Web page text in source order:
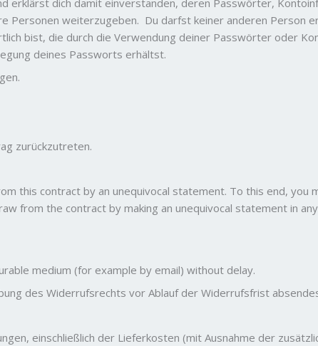
erklärst dich damit einverstanden, deren Passwörter,
Personen weiterzugeben. Du darfst keiner anderen Person
bist, die durch die Verwendung deiner Passwörter oder
deines Passworts erhältst.
zurückzutreten.
this contract by an unequivocal statement. To this end, you
from the contract by making an unequivocal statement in
medium (for example by email) without delay.
des Widerrufsrechts vor Ablauf der Widerrufsfrist
einschließlich der Lieferkosten (mit Ausnahme der